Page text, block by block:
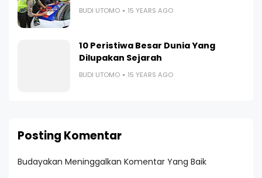
BUDI UTOMO 15 YEARS AGO
10 Peristiwa Besar Dunia Yang
Dilupakan Sejarah
BUDI UTOMO 15 YEARS AGO
Posting Komentar
Budayakan Meninggalkan Komentar Yang Baik